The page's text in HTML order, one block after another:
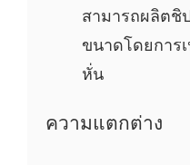
สามารถผลิตชิ
ขนาดโดยการ
หั่น
ความแตกต่าง